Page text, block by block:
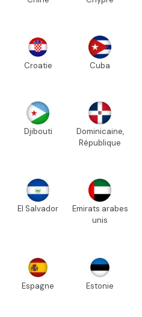
Croatie Cuba
Djibouti
Dominicaine,
République
El Salvador
Emirats arabes
unis
Espagne Estonie